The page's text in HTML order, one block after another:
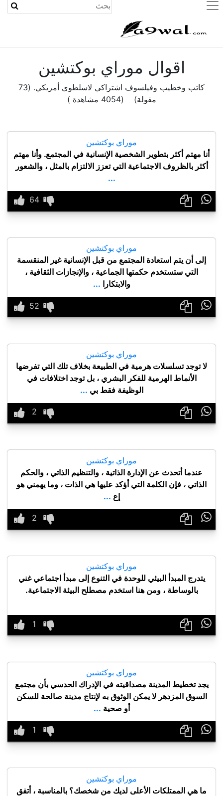
(current)
اقوال موراي بوكتشين
كاتب وخطيب وفيلسوف اشتراكي لاسلطوي أمريكي. (73
مقولة) (4054 مشاهدة )
موراي بوكتشين
أنا مهتم أكثر بتطوير الشخصية الإنسانية في المجتمع. وأنا مهتم
أكثر بالظروف الاجتماعية التي تعزز الالتزام بالمثل ، والشعور
...

موراي بوكتشين
إلى أن يتم استعادة المجتمع من قبل الإنسانية غير المنقسمة
التي ستستخدم حكمتها الجماعية ، والإنجازات الثقافية ،
والابتكارا ...

موراي بوكتشين
لا توجد تسلسلات هرمية في الطبيعة بخلاف تلك التي تفرضها
الأنماط الهرمية للفكر البشري ، بل توجد اختلافات في
الوظيفة فقط بي ...

موراي بوكتشين
عندما أتحدث عن الإدارة الذاتية ، والتنظيم الذاتي ، والحكم
الذاتي ، فإن الكلمة التي أؤكد عليها هي الذات ، وما يهمني هو
إع ...

موراي بوكتشين
يتدرج المبدأ البيئي للوحدة في التنوع إلى مبدأ اجتماعي غني
بالوساطة ، ومن هنا استخدم مصطلح البيئة الاجتماعية.

موراي بوكتشين
يجد تخطيط المدينة مصداقيته في الإدراك الحدسي بأن مجتمع
السوق المزدهر لا يمكن الوثوق به لإنتاج مدينة صالحة للسكن
أو صحية ...

موراي بوكتشين
ما هي الممتلكات الأعلى لديك من شخصك؟ بالمناسبة ، أتفق